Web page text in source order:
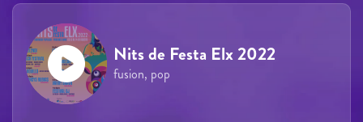
Nits de Festa Elx 2022
fusion, pop